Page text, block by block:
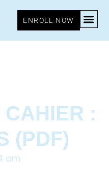
ENROLL NOW
:
(PDF)
am